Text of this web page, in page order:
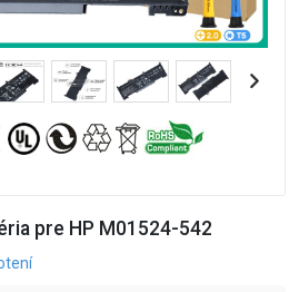
pre HP M01524-542